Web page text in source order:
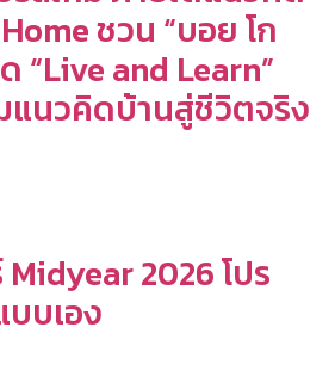
ชวน “บอย โก
“Live and Learn”
แนวคิดบ้านสู่ชีวิตจริง
2026 โปร
บเอง